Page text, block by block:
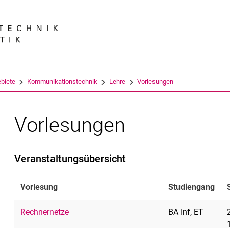
Kommunikationstechnik Lehre Vorlesungen
Vorlesungen
Veranstaltungsübersicht
Vorlesung Studiengang
Rechnernetze BA Inf, ET